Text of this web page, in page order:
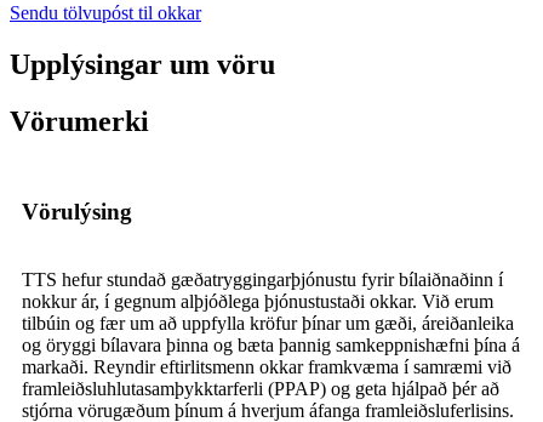
Sendu tölvupóst til okkar
Upplýsingar um vöru
Vörumerki
Vörulýsing
TTS hefur stundað gæðatryggingarþjónustu fyrir bílaiðnaðinn í
nokkur ár, í gegnum alþjóðlega þjónustustaði okkar. Við erum
tilbúin og fær um að uppfylla kröfur þínar um gæði, áreiðanleika
og öryggi bílavara þinna og bæta þannig samkeppnishæfni þína á
markaði. Reyndir eftirlitsmenn okkar framkvæma í samræmi við
framleiðsluhlutasamþykktarferli (PPAP) og geta hjálpað þér að
stjórna vörugæðum þínum á hverjum áfanga framleiðsluferlisins.